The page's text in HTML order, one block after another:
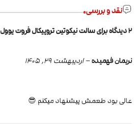
نقد و بررسی
2 دیدگاه برای سالت نیکوتین تروپیکال فروت یوول Uwell Tropical Fruit 10ml
نریمان فهمیده–اردیبهشت 29, 1405
عالی بود طعمش پیشنهاد میکنم 😎